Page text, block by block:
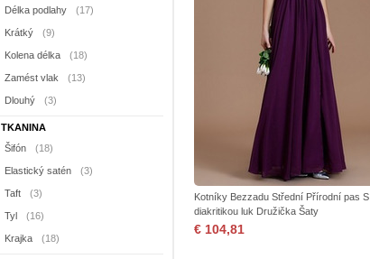
Délka podlahy
(17)
Krátký (9)
Kolena délka (18)
Zamést vlak (13)
Dlouhý (3)
TKANINA
Šifón
(18)
Elastický satén (3)
Taft (3)
Tyl (16)
Krajka (18)
Kotníky Bezzadu Střední Přírodní pas S
diakritikou luk Družička Šaty
€ 104,81